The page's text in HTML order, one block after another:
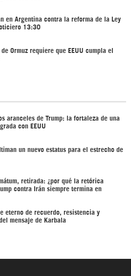
en Argentina contra la reforma de la Ley
13:30
Ormuz requiere que EEUU cumpla el
aranceles de Trump: la fortaleza de una
con EEUU
un nuevo estatus para el estrecho de
retirada: ¿por qué la retórica
contra Irán siempre termina en
eterno de recuerdo, resistencia y
mensaje de Karbala